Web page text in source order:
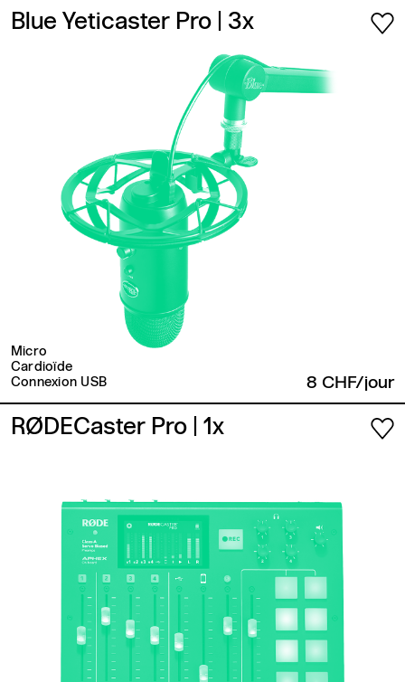
Blue Yeticaster Pro | 3x
Micro
Cardioïde
Connexion USB
8 CHF/jour
RØDECaster Pro | 1x